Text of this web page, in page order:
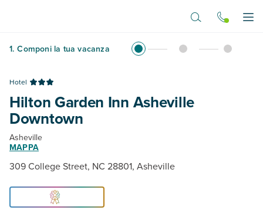
1. Componi la tua vacanza
Hotel
Hilton Garden Inn Asheville
Downtown
Asheville
MAPPA
309 College Street, NC 28801, Asheville